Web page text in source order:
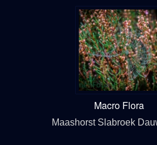
Macro Flora
Maashorst Slabroek